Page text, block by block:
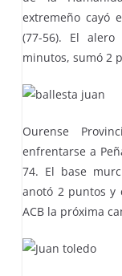
extremeño cayó
(77-56). El
minutos, sumó 2
Ourense
enfrentarse a
74. El base
anotó 2 puntos y
ACB la próxima